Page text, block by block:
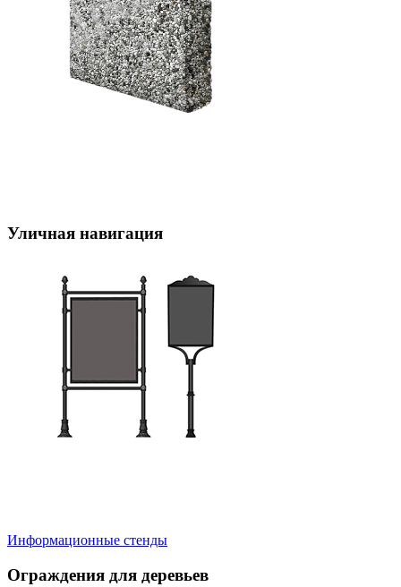
Уличная навигация
Информационные стенды
Ограждения для деревьев